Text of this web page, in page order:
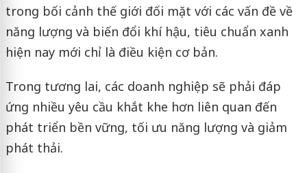
trong bối cảnh thế giới đối mặt với các vấn đề về
năng lượng và biến đổi khí hậu, tiêu chuẩn xanh
hiện nay mới chỉ là điều kiện cơ bản.
Trong tương lai, các doanh nghiệp sẽ phải đáp
ứng nhiều yêu cầu khắt khe hơn liên quan đến
phát triển bền vững, tối ưu năng lượng và giảm
phát thải.